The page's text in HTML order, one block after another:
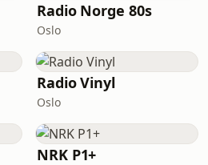
Radio Norge 80s
Oslo
Radio Vinyl
Oslo
NRK P1+